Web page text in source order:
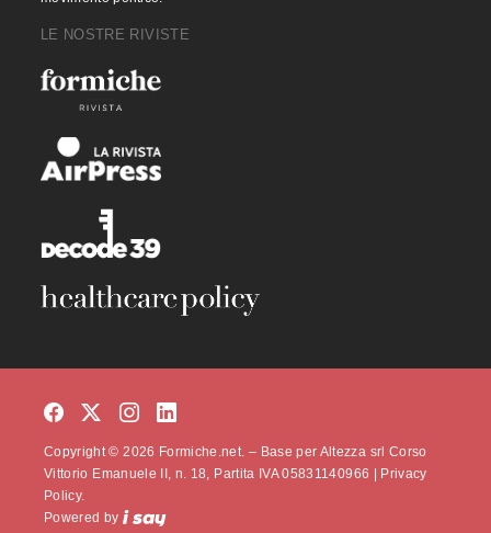
LE NOSTRE RIVISTE
Copyright © 2026 Formiche.net. – Base per Altezza srl Corso
Vittorio Emanuele II, n. 18, Partita IVA 05831140966 |
Privacy
Policy.
Powered by